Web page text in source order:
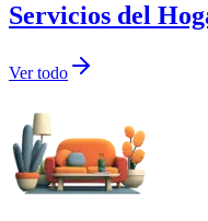
Servicios del
Ver todo